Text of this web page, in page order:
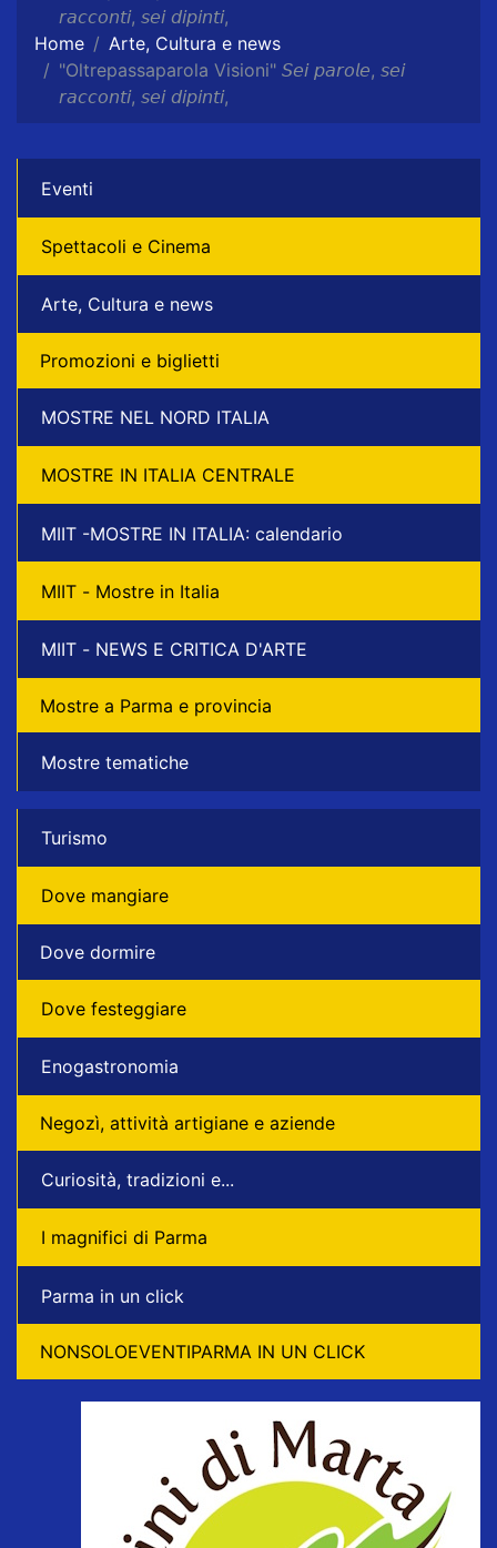
𝘳𝘢𝘤𝘤𝘰𝘯𝘵𝘪, 𝘴𝘦𝘪 𝘥𝘪𝘱𝘪𝘯𝘵𝘪,
Home
Arte, Cultura e news
"Oltrepassaparola Visioni" 𝘚𝘦𝘪 𝘱𝘢𝘳𝘰𝘭𝘦, 𝘴𝘦𝘪
𝘳𝘢𝘤𝘤𝘰𝘯𝘵𝘪, 𝘴𝘦𝘪 𝘥𝘪𝘱𝘪𝘯𝘵𝘪,
Eventi
Spettacoli e Cinema
Arte, Cultura e news
Promozioni e biglietti
MOSTRE NEL NORD ITALIA
MOSTRE IN ITALIA CENTRALE
MIIT -MOSTRE IN ITALIA: calendario
MIIT - Mostre in Italia
MIIT - NEWS E CRITICA D'ARTE
Mostre a Parma e provincia
Mostre tematiche
Turismo
Dove mangiare
Dove dormire
Dove festeggiare
Enogastronomia
Negozì, attività artigiane e aziende
Curiosità, tradizioni e...
I magnifici di Parma
Parma in un click
NONSOLOEVENTIPARMA IN UN CLICK